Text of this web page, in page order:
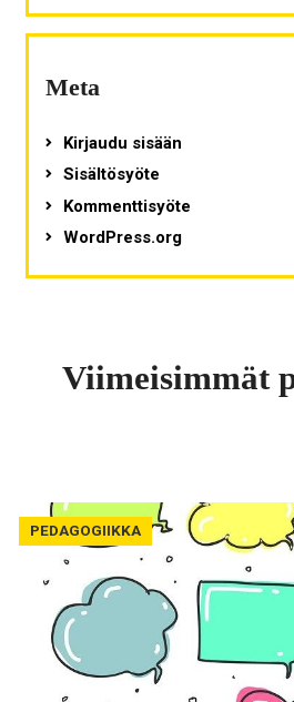
Meta
Kirjaudu sisään
Sisältösyöte
Kommenttisyöte
WordPress.org
Viimeisimmät
PEDAGOGIIKKA